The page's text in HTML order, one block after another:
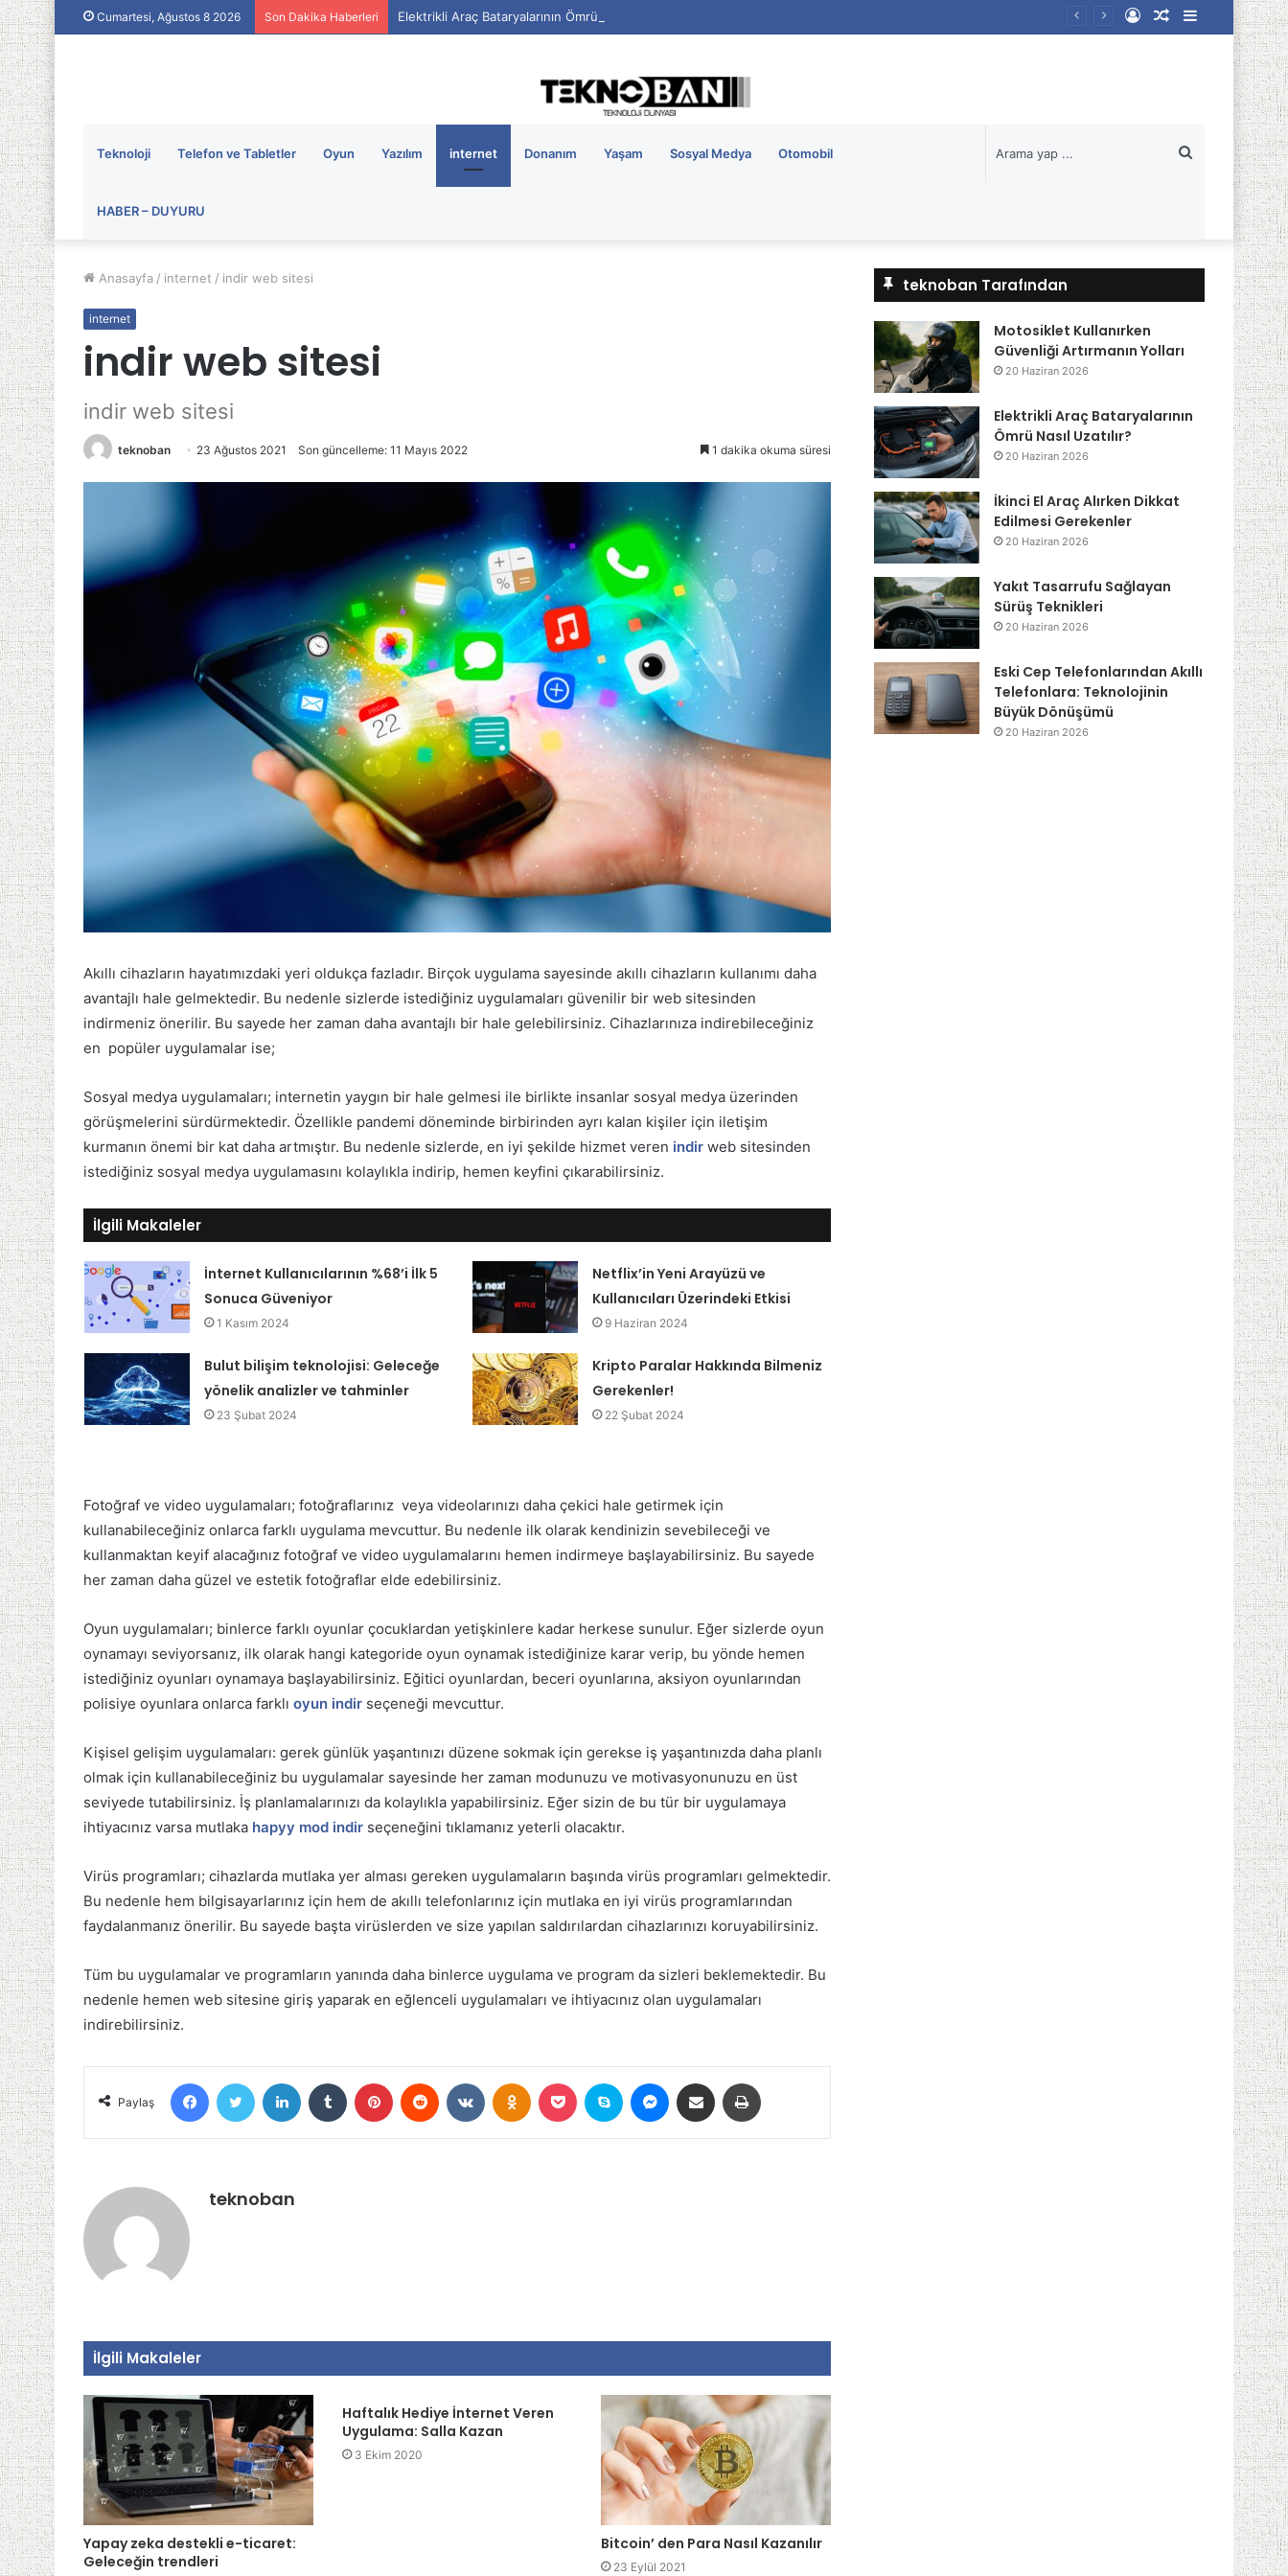
Cumartesi, Ağustos 8 2026 Son Dakika Haberleri Elektrikli Araç Bataryalarının Ömrü Nasıl Uzatılır?
Kenar
Bölmesi
Rastgele
Kayıt
Teknoloji Telefon ve Tabletler Oyun Yazılım internet Donanım Yaşam Sosyal Medya Otomobil
HABER – DUYURU
...
Anasayfa / internet / indir web sitesi
internet
indir web sitesi
indir web sitesi
teknoban 23 Ağustos 2021 Son güncelleme: 11 Mayıs 2022 1 dakika okuma süresi
Akıllı cihazların hayatımızdaki yeri oldukça fazladır. Birçok uygulama sayesinde akıllı cihazların kullanımı daha
avantajlı hale gelmektedir. Bu nedenle sizlerde istediğiniz uygulamaları güvenilir bir web sitesinden
indirmeniz önerilir. Bu sayede her zaman daha avantajlı bir hale gelebilirsiniz. Cihazlarınıza indirebileceğiniz
en popüler uygulamalar ise;
Sosyal medya uygulamaları; internetin yaygın bir hale gelmesi ile birlikte insanlar sosyal medya üzerinden
görüşmelerini sürdürmektedir. Özellikle pandemi döneminde birbirinden ayrı kalan kişiler için iletişim
kurmanın önemi bir kat daha artmıştır. Bu nedenle sizlerde, en iyi şekilde hizmet veren indir web sitesinden
istediğiniz sosyal medya uygulamasını kolaylıkla indirip, hemen keyfini çıkarabilirsiniz.
İlgili Makaleler
İnternet Kullanıcılarının %68’i İlk 5
Sonuca Güveniyor
1 Kasım 2024
Netflix’in Yeni Arayüzü ve
Kullanıcıları Üzerindeki Etkisi
9 Haziran 2024
Bulut bilişim teknolojisi: Geleceğe
yönelik analizler ve tahminler
23 Şubat 2024
Kripto Paralar Hakkında Bilmeniz
Gerekenler!
22 Şubat 2024
Fotoğraf ve video uygulamaları; fotoğraflarınız veya videolarınızı daha çekici hale getirmek için
kullanabileceğiniz onlarca farklı uygulama mevcuttur. Bu nedenle ilk olarak kendinizin sevebileceği ve
kullanmaktan keyif alacağınız fotoğraf ve video uygulamalarını hemen indirmeye başlayabilirsiniz. Bu sayede
her zaman daha güzel ve estetik fotoğraflar elde edebilirsiniz.
Oyun uygulamaları; binlerce farklı oyunlar çocuklardan yetişkinlere kadar herkese sunulur. Eğer sizlerde oyun
oynamayı seviyorsanız, ilk olarak hangi kategoride oyun oynamak istediğinize karar verip, bu yönde hemen
istediğiniz oyunları oynamaya başlayabilirsiniz. Eğitici oyunlardan, beceri oyunlarına, aksiyon oyunlarından
polisiye oyunlara onlarca farklı oyun indir seçeneği mevcuttur.
Kişisel gelişim uygulamaları: gerek günlük yaşantınızı düzene sokmak için gerekse iş yaşantınızda daha planlı
olmak için kullanabileceğiniz bu uygulamalar sayesinde her zaman modunuzu ve motivasyonunuzu en üst
seviyede tutabilirsiniz. İş planlamalarınızı da kolaylıkla yapabilirsiniz. Eğer sizin de bu tür bir uygulamaya
ihtiyacınız varsa mutlaka hapyy mod indir seçeneğini tıklamanız yeterli olacaktır.
Virüs programları; cihazlarda mutlaka yer alması gereken uygulamaların başında virüs programları gelmektedir.
Bu nedenle hem bilgisayarlarınız için hem de akıllı telefonlarınız için mutlaka en iyi virüs programlarından
faydalanmanız önerilir. Bu sayede başta virüslerden ve size yapılan saldırılardan cihazlarınızı koruyabilirsiniz.
Tüm bu uygulamalar ve programların yanında daha binlerce uygulama ve program da sizleri beklemektedir. Bu
nedenle hemen web sitesine giriş yaparak en eğlenceli uygulamaları ve ihtiyacınız olan uygulamaları
indirebilirsiniz.
Paylaş
FacebookTwitter LinkedIn Tumblr Pinterest Reddit VKontakteOdnoklassniki
Pocket Skype MessengerE-Posta ile paylaş
teknoban
İlgili Makaleler
Yapay zeka destekli e-ticaret:
Geleceğin trendleri
Haftalık Hediye İnternet Veren
Uygulama: Salla Kazan
3 Ekim 2020
Bitcoin’ den Para Nasıl Kazanılır
23 Eylül 2021
teknoban Tarafından
Motosiklet Kullanırken
Güvenliği Artırmanın Yolları
20 Haziran 2026
Elektrikli Araç Bataryalarının
Ömrü Nasıl Uzatılır?
20 Haziran 2026
İkinci El Araç Alırken Dikkat
Edilmesi Gerekenler
20 Haziran 2026
Yakıt Tasarrufu Sağlayan
Sürüş Teknikleri
20 Haziran 2026
Eski Cep Telefonlarından Akıllı
Telefonlara: Teknolojinin
Büyük Dönüşümü
20 Haziran 2026